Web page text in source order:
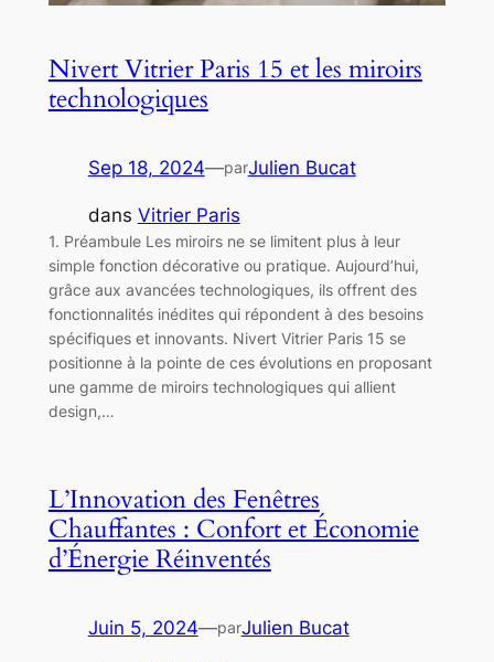
Nivert Vitrier Paris 15 et les miroirs
technologiques
Sep 18, 2024—parJulien Bucat
dans Vitrier Paris
1. Préambule Les miroirs ne se limitent plus à leur
simple fonction décorative ou pratique. Aujourd’hui,
grâce aux avancées technologiques, ils offrent des
fonctionnalités inédites qui répondent à des besoins
spécifiques et innovants. Nivert Vitrier Paris 15 se
positionne à la pointe de ces évolutions en proposant
une gamme de miroirs technologiques qui allient
design,…
L’Innovation des Fenêtres
Chauffantes : Confort et Économie
d’Énergie Réinventés
Juin 5, 2024—parJulien Bucat